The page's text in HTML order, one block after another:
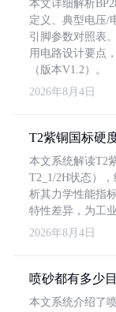
本文详细解析
定义、典型电压/
引脚参数对照表
用电路设计要点
（版本V1.2）。
2026年8月4日
T2紫铜国标硬
本文系统解读T2
T2_1/2H状态）
析其力学性能指
特性差异，为工
2026年8月4日
喷砂都有多少目
本文系统介绍了